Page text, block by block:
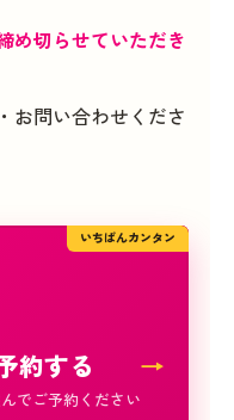
め切らせていただき
お問い合わせくださ
いちばんカンタン
約する
でご予約ください